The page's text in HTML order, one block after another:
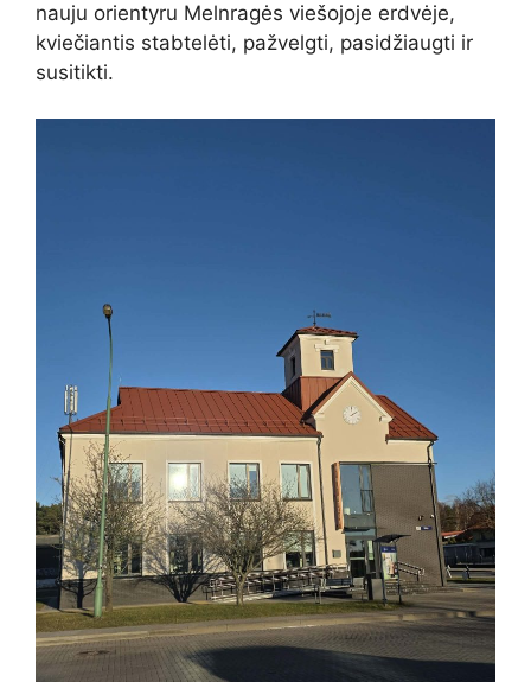
nauju orientyru Melnragės viešojoje erdvėje,
kviečiantis stabtelėti, pažvelgti, pasidžiaugti ir
susitikti.